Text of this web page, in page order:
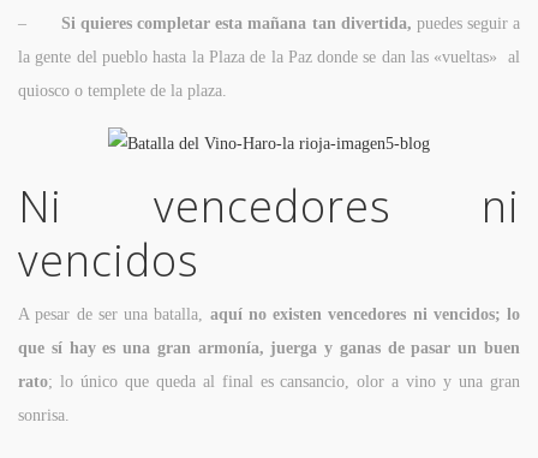
– Si quieres completar esta mañana tan divertida, puedes seguir a
la gente del pueblo hasta la Plaza de la Paz donde se dan las «vueltas» al
quiosco o templete de la plaza.
Ni vencedores ni
vencidos
A pesar de ser una batalla, aquí no existen vencedores ni vencidos; lo
que sí hay es una gran armonía, juerga y ganas de pasar un buen
rato; lo único que queda al final es cansancio, olor a vino y una gran
sonrisa.